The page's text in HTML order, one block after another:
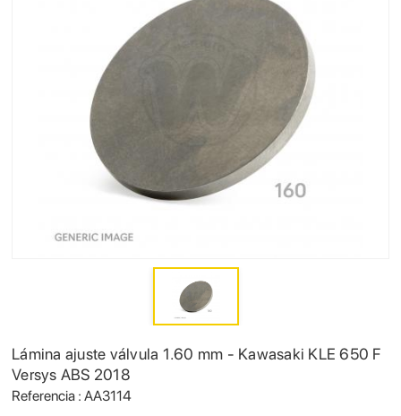
Lámina ajuste válvula 1.60 mm - Kawasaki KLE 650 F
Versys ABS 2018
Referencia : AA3114